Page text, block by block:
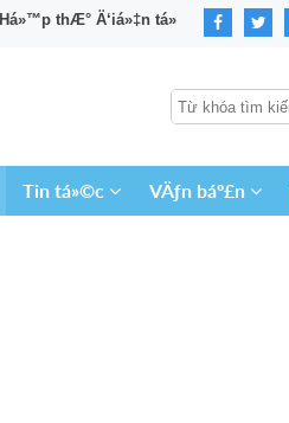
Há»™p thÆ° Ä‘iá»‡n tá»­
Tin tá»©c VÄƒn báº£n